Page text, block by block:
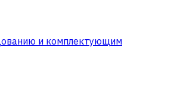
и комплектующим